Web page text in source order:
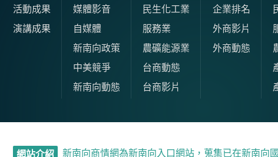
活動成果
演講成果
媒體影音
自媒體
新南向政策
中美競爭
新南向動態
民生化工業
服務業
農礦能源業
台商動態
台商影片
企業排名
外商影片
外商動態
網站介紹 新南向商情網為新南向入口網站，蒐集已在新南向